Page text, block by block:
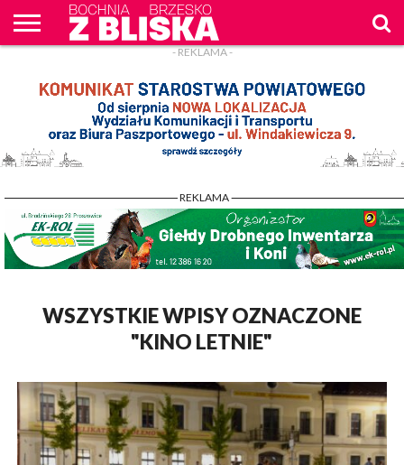
WPROST
REKLAM
- REKLAMA -
- REKLAMA -
WSZYSTKIE WPISY OZNACZONE
"KINO LETNIE"